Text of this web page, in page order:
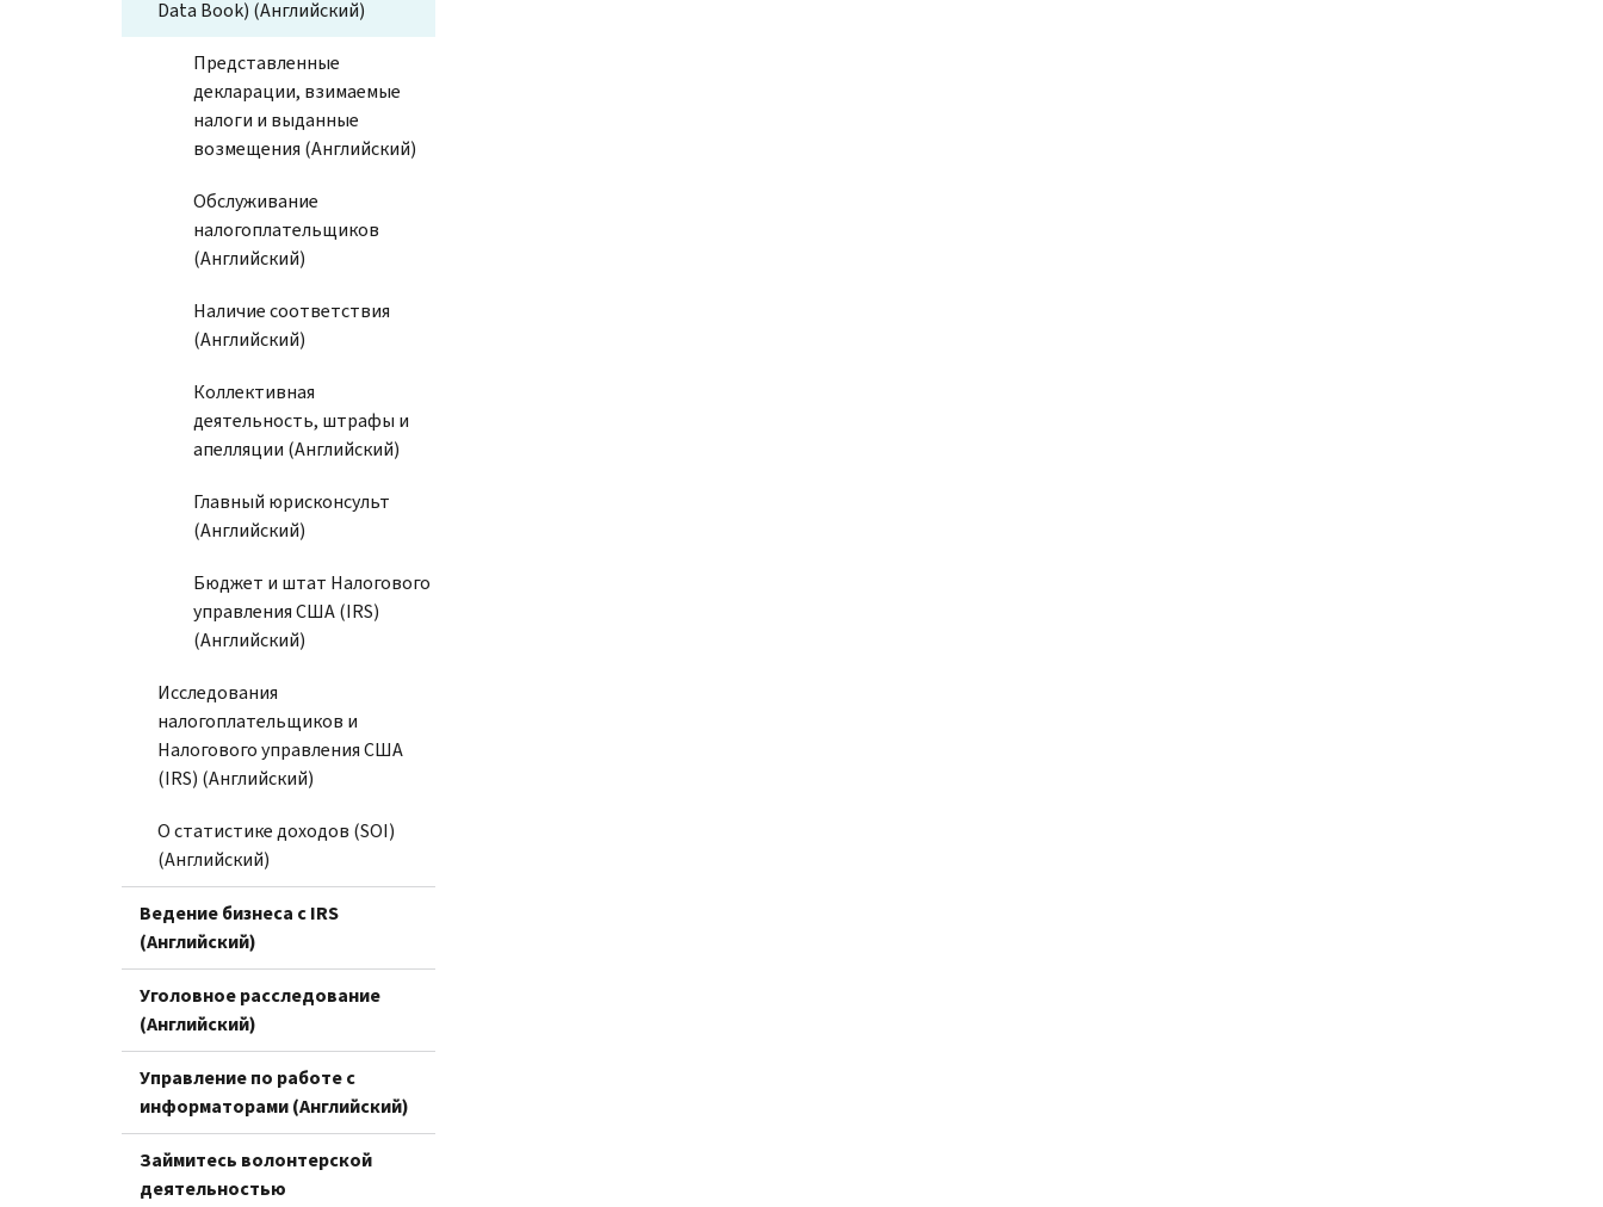
Data Book) (Английский)
Представленные
декларации, взимаемые
налоги и выданные
возмещения (Английский)
Обслуживание
налогоплательщиков
(Английский)
Наличие соответствия
(Английский)
Коллективная
деятельность, штрафы и
апелляции (Английский)
Главный юрисконсульт
(Английский)
Бюджет и штат Налогового
управления США (IRS)
(Английский)
Исследования
налогоплательщиков и
Налогового управления США
(IRS) (Английский)
О статистике доходов (SOI)
(Английский)
Ведение бизнеса с IRS
(Английский)
Уголовное расследование
(Английский)
Управление по работе с
информаторами (Английский)
Займитесь волонтерской
деятельностью